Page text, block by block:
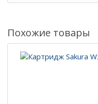
Похожие товары